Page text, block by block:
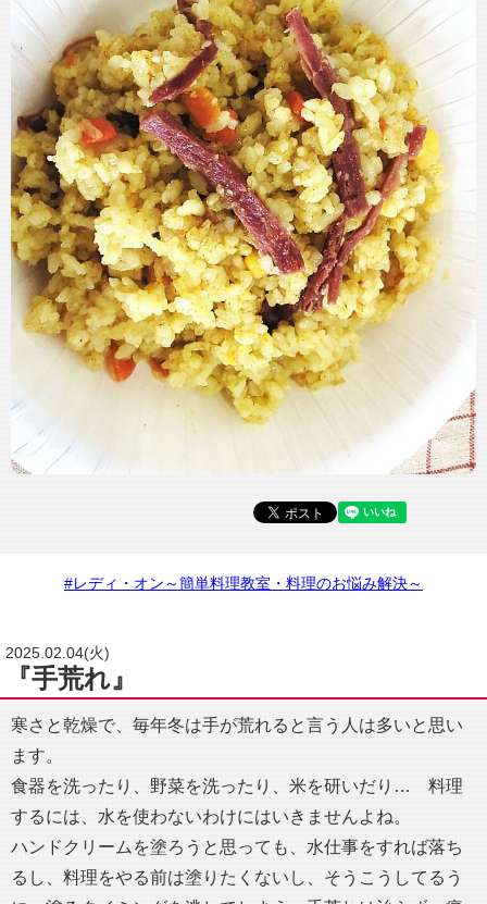
#レディ・オン～簡単料理教室・料理のお悩み解決～
2025.02.04(火)
『手荒れ』
寒さと乾燥で、毎年冬は手が荒れると言う人は多いと思い
ます。
食器を洗ったり、野菜を洗ったり、米を研いだり… 料理
するには、水を使わないわけにはいきませんよね。
ハンドクリームを塗ろうと思っても、水仕事をすれば落ち
るし、料理をやる前は塗りたくないし、そうこうしてるう